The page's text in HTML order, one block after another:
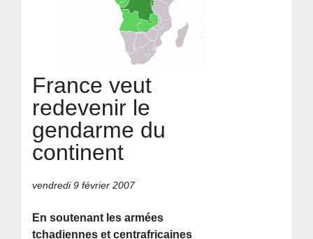
France veut
redevenir le
gendarme du
continent
vendredi 9 février 2007
En soutenant les armées
tchadiennes et centrafricaines